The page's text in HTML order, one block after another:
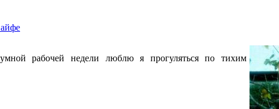
рабочей недели люблю я прогуляться по тихим